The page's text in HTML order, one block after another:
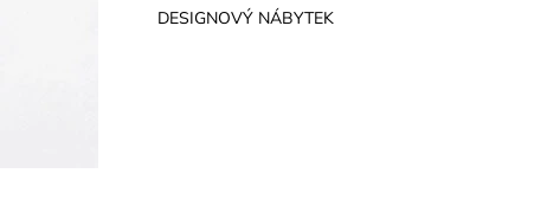
DESIGNOVÝ NÁBYTEK